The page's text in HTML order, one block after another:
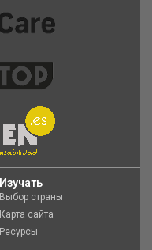
Изучать
Выбор страны
Карта сайта
Ресурсы